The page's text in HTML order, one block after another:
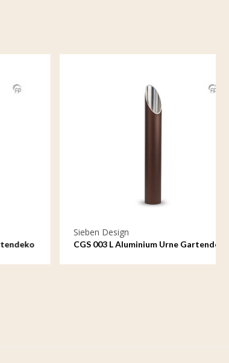
Sieben Design
CGS 003 L Aluminium Urne Gartendeko